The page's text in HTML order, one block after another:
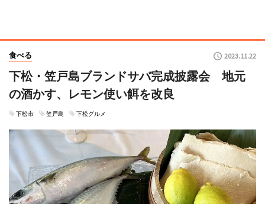
食べる 2023.11.22
下松・笠戸島ブランドサバ完成披露会 地元
の酒かす、レモン使い餌を改良
下松市 笠戸島 下松グルメ